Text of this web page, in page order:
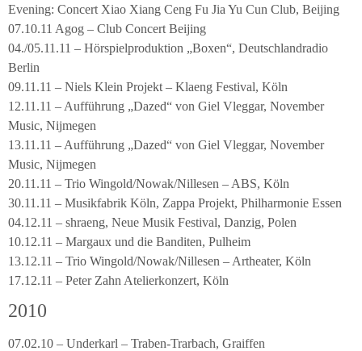
Evening: Concert Xiao Xiang Ceng Fu Jia Yu Cun Club, Beijing
07.10.11 Agog – Club Concert Beijing
04./05.11.11 – Hörspielproduktion „Boxen“, Deutschlandradio
Berlin
09.11.11 – Niels Klein Projekt – Klaeng Festival, Köln
12.11.11 – Aufführung „Dazed“ von Giel Vleggar, November
Music, Nijmegen
13.11.11 – Aufführung „Dazed“ von Giel Vleggar, November
Music, Nijmegen
20.11.11 – Trio Wingold/Nowak/Nillesen – ABS, Köln
30.11.11 – Musikfabrik Köln, Zappa Projekt, Philharmonie Essen
04.12.11 – shraeng, Neue Musik Festival, Danzig, Polen
10.12.11 – Margaux und die Banditen, Pulheim
13.12.11 – Trio Wingold/Nowak/Nillesen – Artheater, Köln
17.12.11 – Peter Zahn Atelierkonzert, Köln
2010
07.02.10 – Underkarl – Traben-Trarbach, Graiffen